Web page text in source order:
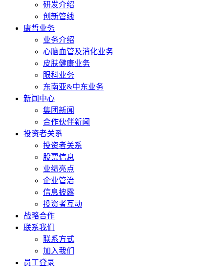
研发介绍
创新管线
康哲业务
业务介绍
心脑血管及消化业务
皮肤健康业务
眼科业务
东南亚&中东业务
新闻中心
集团新闻
合作伙伴新闻
投资者关系
投资者关系
股票信息
业绩亮点
企业管治
信息披露
投资者互动
战略合作
联系我们
联系方式
加入我们
员工登录